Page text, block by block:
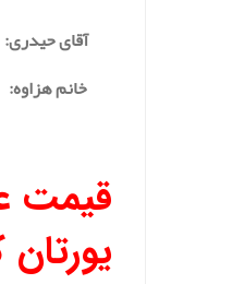
آقای حیدری
خانم هزاوه:
قیمت